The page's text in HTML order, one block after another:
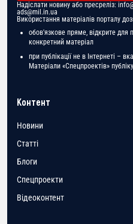
Надіслати новину або пресреліз:
ads@mil.in.ua
Використання матеріалів порталу
обов'язкове пряме, відкрите для
конкретний матеріал
при публікації не в Інтернеті –
Матеріали «Спецпроектів»
Контент
Новини
Статті
Блоги
Спецпроекти
Відеоконтент